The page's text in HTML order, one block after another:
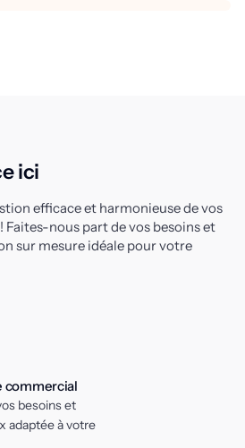
ici
efficace et harmonieuse de vos
nous part de vos besoins et
sur mesure idéale pour votre
commercial
besoins et
adaptée à votre